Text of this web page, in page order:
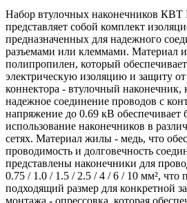
Набор втулочных наконечников
представляет собой комплект
предназначенных для надежного
разъемами или клеммами. Материал
полипропилен, который
электрическую изоляцию и защиту
коннектора - втулочный наконечник,
надежное соединение проводов с
напряжение до 0.69 кВ обеспечивает
использование наконечников в
сетях. Материал жилы - медь, что
проводимость и долговечность
представлены наконечники для
0.75 / 1.0 / 1.5 / 2.5 / 4 / 6 / 10 мм², что
подходящий размер для конкретной
монтажа - опрессовка, которая